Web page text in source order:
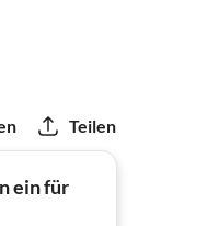
Teilen
ein für